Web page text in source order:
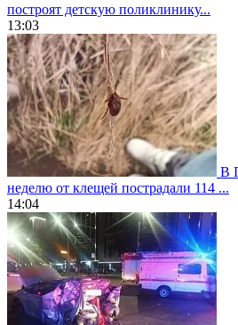
построят детскую поликлинику...
13:03
В
неделю от клещей пострадали 114 ...
14:04